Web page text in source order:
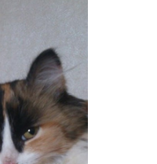
Мильбемаксом.
Уже расслабляются,
берешь на руки,
игрушки, при
с Сеней и